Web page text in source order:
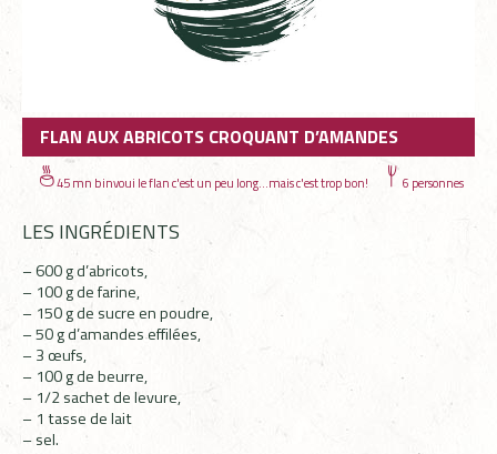
FLAN AUX ABRICOTS CROQUANT D’AMANDES
45 mn binvoui le flan c'est un peu long...mais c'est trop bon! 6 personnes
LES INGRÉDIENTS
– 600 g d’abricots,
– 100 g de farine,
– 150 g de sucre en poudre,
– 50 g d’amandes effilées,
– 3 œufs,
– 100 g de beurre,
– 1/2 sachet de levure,
– 1 tasse de lait
– sel.